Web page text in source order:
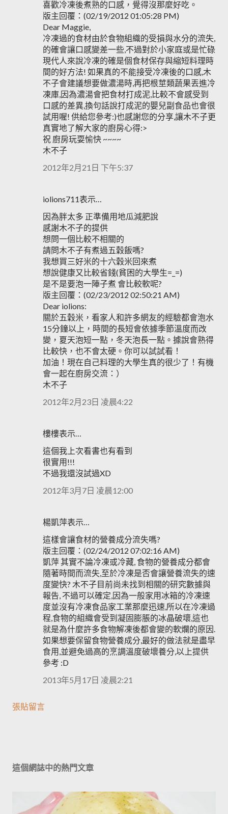
喜歡冷凍後煮熟的口感，覺得沒那麼好吃。
版主回覆：(02/19/2012 01:05:28 PM)
Dear Maggie,
冷凍過的食材由於食物組織的受損與水分的流失,
的確會讓口感變差一些,不過對於小家庭或是忙碌
現代人來說冷凍的確是個食材保存與縮短料理時
間的好方法! 如果真的不能接受冷凍後的口感,木
不子會建議想要做濃湯時,再把根莖類蔬果丟進冷
凍庫,因為濃湯會把食材打成泥,比較不會感受到
口感的差異,換句話說打成泥的嬰兒副食品也會很
試用喔! 供給您參考:)也感謝您的分享,讓木不子更
真實地了解大家的廚房心得:>
祝 廚房玩耍愉快 ~~~~
木不子
2012年2月21日 下午5:37
iolions711表示…
因為胖太多 正準備用地瓜減肥說
感謝木不子的提供
想問一個比較不相關的
請問木不子有煮過五穀飯嗎?
我想買三好米的十六穀米回來煮
想說健康又比較省錢(貧困的大學生=_=)
是不是要泡一陣子煮 會比較軟呢?
版主回覆：(02/23/2012 02:50:21 AM)
Dear iolions:
關於五穀米，看家人和許多網友的經驗都會泡水
15分鐘以上，時間的長短會依據季節溫度而改
變，夏天泡短一點，冬天泡長一點。據說會熟得
比較快，也不會太硬。你可以試試看！
加油！現在自己料理的大學生真的很少了！有機
會一起在廚房交流：）
木不子
2012年2月23日 凌晨4:22
樓樓表示…
這個我上次看書也有看到
很實用!!!
不過我還沒試過XD
2012年3月7日 凌晨12:00
楊凱萍表示…
這樣會讓食材的營養成分流失嗎?
版主回覆：(02/24/2012 07:02:16 AM)
凱萍 其實不論冷凍或冷藏, 食物的營養成分都會
隨著時間而流失,至於冷凍是否會讓營養流失的速
度變快? 木不子目前尚未找到相關的研究數據與
報告, 不過可以確定,因為一般家用冰箱的冷凍速
度並沒有冷凍食品家工業那麼迅速,所以在冷凍過
程,食物的組織會受到凝固膨脹的冰晶破壞,這也
就是為什麼許多食物解凍後都會變的軟爛的原因.
如果想要保留食物營養成分,最好的做法就是盡早
食用,並避免過高的烹調溫度破壞養分,以上提供
參考 :D
2013年5月17日 凌晨2:21
張貼留言
這個網誌中的熱門文章